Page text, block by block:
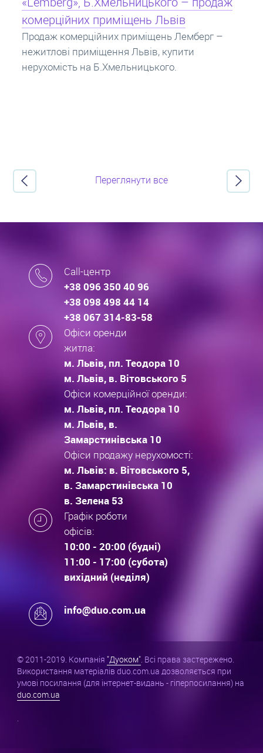
Іпотека на квартиру – кредит на житло під
заставу нерухомості. Купити в іпотеку – що
потрібно знати? Консультація від Експертів
про іпотечні кредити.
Переглянути все
Call-центр
+38 096 350 40 96
+38 098 498 44 14
+38 067 314-83-58
Офіси оренди
житла:
м. Львів, пл. Теодора 10
м. Львів, в. Вітовського 5
Офіси комерційної оренди:
м. Львів, пл. Теодора 10
м. Львів, в.
Замарстинівська 10
Офіси продажу нерухомості:
м. Львів: в. Вітовського 5,
в. Замарстинівська 10
в. Зелена 53
Графік роботи
офісів:
10:00 - 20:00 (будні)
11:00 - 17:00 (субота)
вихідний (неділя)
info@duo.com.ua
© 2011-2019. Компанія "Дуоком". Всі права застережено.
Використання матеріалів duo.com.ua дозволяється при
умові посилання (для інтернет-видань - гіперпосилання) на
duo.com.ua
.